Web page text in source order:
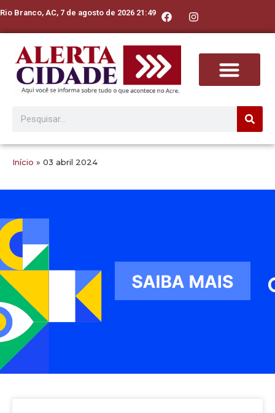
Rio Branco, AC, 7 de agosto de 2026 21:49
Início » 03 abril 2024